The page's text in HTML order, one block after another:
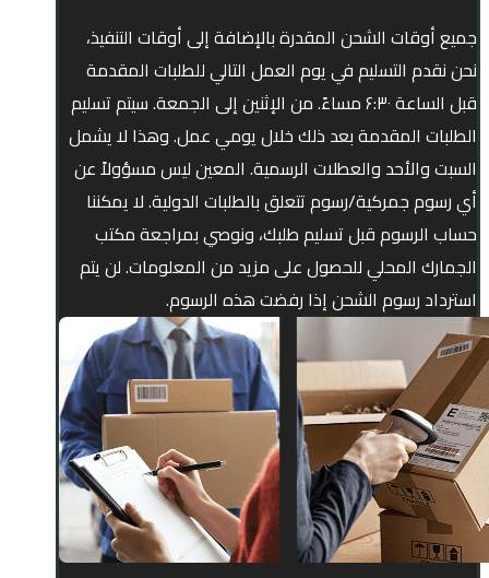
جميع أوقات الشحن المقدرة بالإضافة إلى أوقات التنفيذ،
نحن نقدم التسليم في يوم العمل التالي للطلبات المقدمة
قبل الساعة ۶:۳۰ مساءً. من الإثنين إلى الجمعة. سيتم تسليم
الطلبات المقدمة بعد ذلك خلال يومي عمل. وهذا لا يشمل
السبت والأحد والعطلات الرسمية. المعين ليس مسؤولاً عن
أي رسوم جمركية/رسوم تتعلق بالطلبات الدولية. لا يمكننا
حساب الرسوم قبل تسليم طلبك، ونوصي بمراجعة مكتب
الجمارك المحلي للحصول على مزيد من المعلومات. لن يتم
استرداد رسوم الشحن إذا رفضت هذه الرسوم.